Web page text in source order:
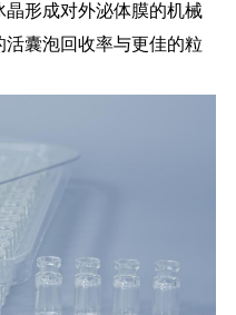
形成对外泌体膜的机械
囊泡回收率与更佳的粒